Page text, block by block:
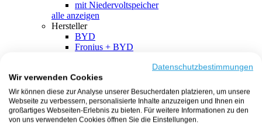
mit Niedervoltspeicher
alle anzeigen
Hersteller
BYD
Fronius + BYD
SMA + BYD
EcoFlow
EcoFlow + EcoFlow
FENECON
FENECON + FENECON
Datenschutzbestimmungen
Wir verwenden Cookies
Wir können diese zur Analyse unserer Besucherdaten platzieren, um unsere
Webseite zu verbessern, personalisierte Inhalte anzuzeigen und Ihnen ein
großartiges Webseiten-Erlebnis zu bieten. Für weitere Informationen zu den
von uns verwendeten Cookies öffnen Sie die Einstellungen.